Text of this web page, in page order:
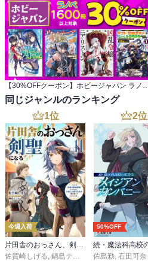
同じジャンルのランキング
1位
今週入荷
片田舎のおっさん、剣聖になる 11 ～ただの田舎の剣術師範だったのに、大成した弟子たちが俺を放ってくれない件～
佐賀崎しげる, 鍋島テツヒロ
2位
50%OFF
佐島勤, 石田可奈